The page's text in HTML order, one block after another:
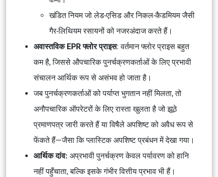
खंडित नियम जो लेड-एसिड और निकल-कैडमियम जैसी
गैर-लिथियम रसायनों को नजरअंदाज करते हैं।
अवास्तविक EPR फ्लोर प्राइस: वर्तमान फ्लोर प्राइस बहुत
कम है, जिससे औपचारिक पुनर्चक्रणकर्ताओं के लिए प्रभावी
संचालन आर्थिक रूप से असंभव हो जाता है।
जब पुनर्चक्रणकर्ताओं को पर्याप्त भुगतान नहीं मिलता, तो
अनौपचारिक ऑपरेटरों के लिए रास्ता खुलता है जो झूठे
प्रमाणपत्र जारी करते हैं या विषैले अपशिष्ट को अवैध रूप से
फेंकते हैं—जैसा कि प्लास्टिक अपशिष्ट प्रबंधन में देखा गया।
आर्थिक दांव: अप्रभावी पुनर्चक्रण केवल पर्यावरण को हानि
नहीं पहुँचाता, बल्कि इसके गंभीर वित्तीय प्रभाव भी हैं।